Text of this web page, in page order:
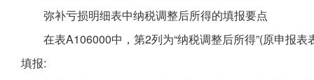
弥补亏损明细表中纳税调整后所得的填报要点
在表A106000中，第2列为“纳税调整后所得”(原申报
填报: